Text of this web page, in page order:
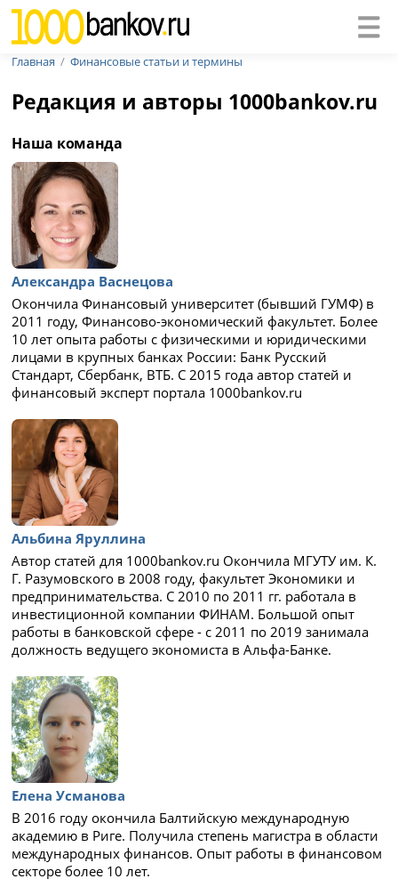
Главная Финансовые статьи и термины
Редакция и авторы 1000bankov.ru
Наша команда
Александра Васнецова
Окончила Финансовый университет (бывший ГУМФ) в
2011 году, Финансово-экономический факультет. Более
10 лет опыта работы с физическими и юридическими
лицами в крупных банках России: Банк Русский
Стандарт, Сбербанк, ВТБ. С 2015 года автор статей и
финансовый эксперт портала 1000bankov.ru
Альбина Яруллина
Автор статей для 1000bankov.ru Окончила МГУТУ им. К.
Г. Разумовского в 2008 году, факультет Экономики и
предпринимательства. С 2010 по 2011 гг. работала в
инвестиционной компании ФИНАМ. Большой опыт
работы в банковской сфере - с 2011 по 2019 занимала
должность ведущего экономиста в Альфа-Банке.
Елена Усманова
В 2016 году окончила Балтийскую международную
академию в Риге. Получила степень магистра в области
международных финансов. Опыт работы в финансовом
секторе более 10 лет.